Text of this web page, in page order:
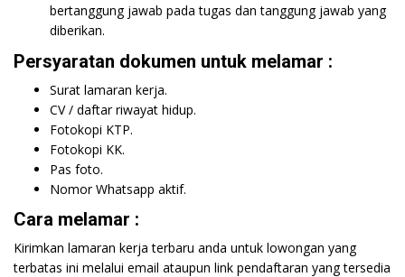
bertanggung jawab pada tugas dan tanggung jawab yang
diberikan.
Persyaratan dokumen untuk melamar :
Surat lamaran kerja.
CV / daftar riwayat hidup.
Fotokopi KTP.
Fotokopi KK.
Pas foto.
Nomor Whatsapp aktif.
Cara melamar :
Kirimkan lamaran kerja terbaru anda untuk lowongan yang
terbatas ini melalui email ataupun link pendaftaran yang tersedia